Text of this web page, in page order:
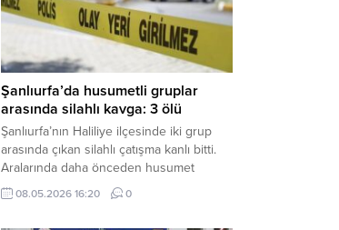
Şanlıurfa’da husumetli gruplar
arasında silahlı kavga: 3 ölü
Şanlıurfa’nın Haliliye ilçesinde iki grup
arasında çıkan silahlı çatışma kanlı bitti.
Aralarında daha önceden husumet
olduğu öğrenilen tarafların kavgası
neticesinde 3 kişi olay yerinde yaşamını
08.05.2026 16:20 0